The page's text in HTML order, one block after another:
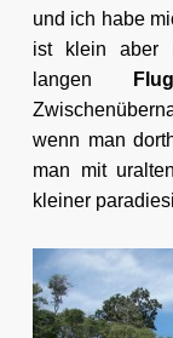
und ich habe
ist klein aber
langen
wenn man
man mit
kleiner